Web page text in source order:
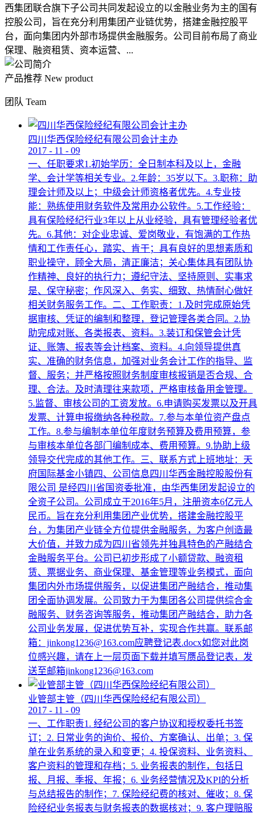
西集团联合旗下子公司共同发起设立的以金融业务为主的国有
控股公司，旨在充分利用集团产业链优势，搭建金融控股平
台，面向集团内外部市场提供金融服务。公司目前布局了商业
保理、融资租赁、资本运营、...
产品推荐 New product
团队 Team
四川华西保险经纪有限公司会计主办
2017 - 11 - 09
一、任职要求1.初始学历：全日制本科及以上，金融
学、会计学等相关专业。2.年龄：35岁以下。3.职称：助
理会计师及以上；中级会计师资格者优先。4.专业技
能：熟练使用财务软件及常用办公软件。5.工作经验：
具有保险经纪行业3年以上从业经验，具有管理经验者优
先。6.其他：对企业忠诚、爱岗敬业，有饱满的工作热
情和工作责任心，踏实、肯干；具有良好的思想素质和
职业操守，顾全大局，清正廉洁；关心集体具有团队协
作精神、良好的执行力；遵纪守法、坚持原则、实事求
是、保守秘密；作风深入、务实、细致、热情耐心做好
相关财务服务工作。二、工作职责：1.及时完成原始凭
据审核、凭证的编制和整理，登记管理各类合同。2.协
助完成对账、各类报表、资料。3.装订和保管会计凭
证、账簿、报表等会计档案、资料。4.向领导提供真
实、准确的财务信息，加强对业务会计工作的指导、监
督、服务；并严格按照财务制度审核报销是否合规、合
理、合法。及时清理往来款项，严格审核备用金管理。
5.监督、审核公司的工资发放。6.申请购买发票以及开具
发票、计算申报缴纳各种税款。7.参与本单位资产盘点
工作。8.参与编制本单位年度财务预算及费用预算，参
与审核本单位各部门编制成本、费用预算。9.协助上级
领导交代完成的其他工作。三、联系方式上班地址：天
府国际基金小镇四、公司信息四川华西金融控股股份有
限公司 是经四川省国资委批准，由华西集团发起设立的
全资子公司。公司成立于2016年5月，注册资本6亿元人
民币。旨在充分利用集团产业优势，搭建金融控股平
台，为集团产业链全方位提供金融服务，为客户创造最
大价值，并致力成为四川省领先并独具特色的产融结合
金融服务平台。公司已初步形成了小额贷款、融资租
赁、票据业务、商业保理、基金管理等业务模式，面向
集团内外市场提供服务，以促进集团产融结合，推动集
团全面协调发展。公司致力于为集团各公司提供综合金
融服务、财务咨询等服务，推动集团产融结合，助力各
公司业务发展，促进优势互补，实现合作共赢。联系邮
箱：jinkong1236@163.com应聘登记表.docx如您对此岗
位感兴趣，请在上一层页面下载并填写赝品登记表，发
送至邮箱jinkong1236@163.com
业管部主管（四川华西保险经纪有限公司）
2017 - 11 - 09
一、工作职责1. 经纪公司的客户协议和授权委托书签
订；2. 日常业务的询价、报价、方案确认、出单；3. 保
单在业务系统的录入和变更；4. 投保资料、业务资料、
客户资料的管理和存档；5. 业务报表的制作，包括日
报、月报、季报、年报；6. 业务经营情况及KPI的分析
与总结报告的制作；7. 保险经纪费的核对、催收；8. 保
险经纪业务报表与财务报表的数据核对；9. 客户理赔服